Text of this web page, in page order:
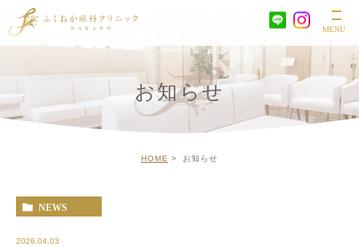
お知らせ
HOME お知らせ
NEWS
2026.04.03